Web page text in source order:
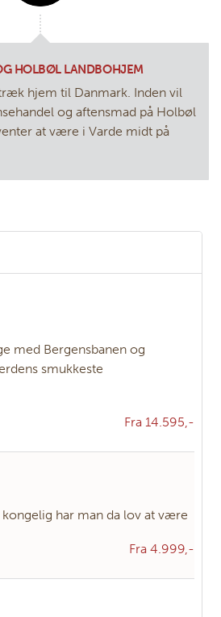
HOLBØL LANDBOHJEM
hjem til Danmark. Inden vil
og aftensmad på Holbøl
at være i Varde midt på
med Bergensbanen og
smukkeste
Fra 14.595,-
har man da lov at være
Fra 4.999,-